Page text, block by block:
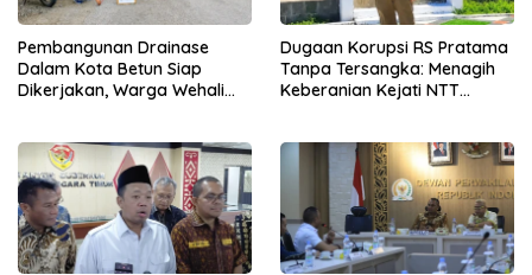
Pembangunan Drainase
Dalam Kota Betun Siap
Dikerjakan, Warga Wehali
Dugaan Korupsi RS Pratama
Tanpa Tersangka: Menagih
Keberanian Kejati NTT